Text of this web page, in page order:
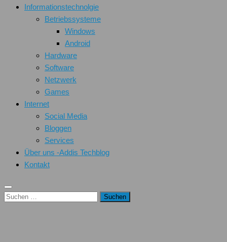
Informationstechnolgie
Betriebssysteme
Windows
Android
Hardware
Software
Netzwerk
Games
Internet
Social Media
Bloggen
Services
Über uns -Addis Techblog
Kontakt
Suchen